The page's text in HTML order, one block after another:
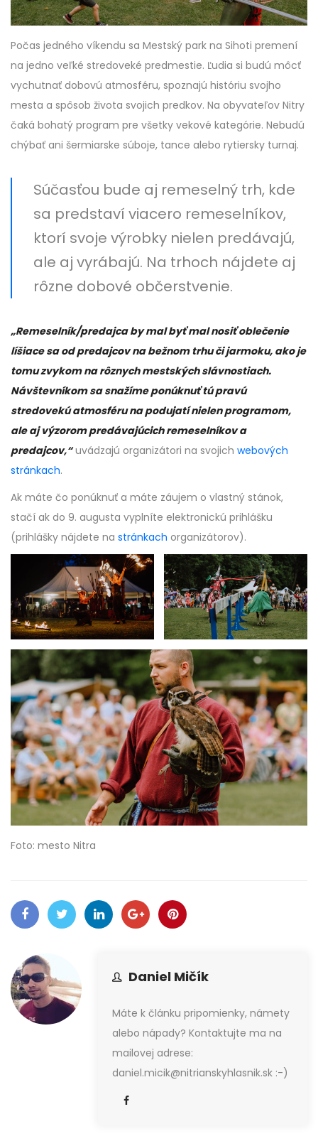
Počas jedného víkendu sa Mestský park na Sihoti premení
na jedno veľké stredoveké predmestie. Ľudia si budú môcť
vychutnať dobovú atmosféru, spoznajú históriu svojho
mesta a spôsob života svojich predkov. Na obyvateľov Nitry
čaká bohatý program pre všetky vekové kategórie. Nebudú
chýbať ani šermiarske súboje, tance alebo rytiersky turnaj.
Súčasťou bude aj remeselný trh, kde
sa predstaví viacero remeselníkov,
ktorí svoje výrobky nielen predávajú,
ale aj vyrábajú. Na trhoch nájdete aj
rôzne dobové občerstvenie.
„Remeselník/predajca by mal byť mal nosiť oblečenie
líšiace sa od predajcov na bežnom trhu či jarmoku, ako je
tomu zvykom na rôznych mestských slávnostiach.
Návštevníkom sa snažíme ponúknuť tú pravú
stredovekú atmosféru na podujatí nielen programom,
ale aj výzorom predávajúcich remeselníkov a
predajcov,“uvádzajú organizátori na svojich webových
stránkach.
Ak máte čo ponúknuť a máte záujem o vlastný stánok,
stačí ak do 9. augusta vyplníte elektronickú prihlášku
(prihlášky nájdete na stránkach organizátorov).
Foto: mesto Nitra
Daniel Mičík
Máte k článku pripomienky, námety
alebo nápady? Kontaktujte ma na
mailovej adrese:
daniel.micik@nitrianskyhlasnik.sk :-)